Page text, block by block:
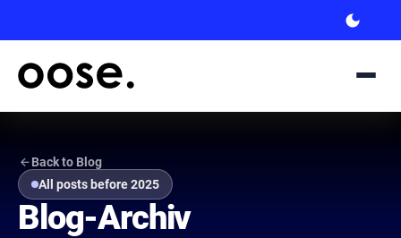
dark_mode
arrow_backBack to Blog
All posts before 2025
Blog-Archiv